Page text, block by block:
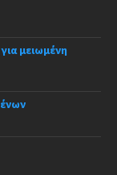
μειωμένη